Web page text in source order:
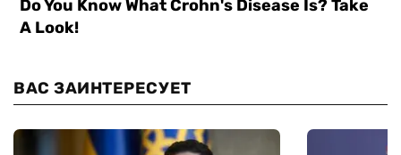
ВАС ЗАИНТЕРЕСУЕТ